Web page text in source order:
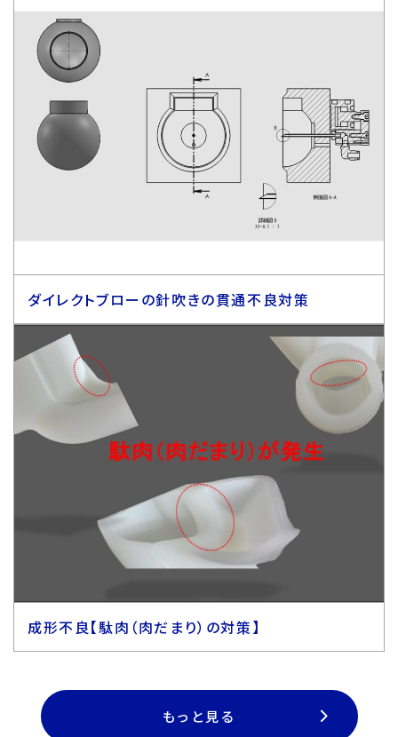
ダイレクトブローの針吹きの貫通不良対策
成形不良【駄肉（肉だまり）の対策】
もっと見る